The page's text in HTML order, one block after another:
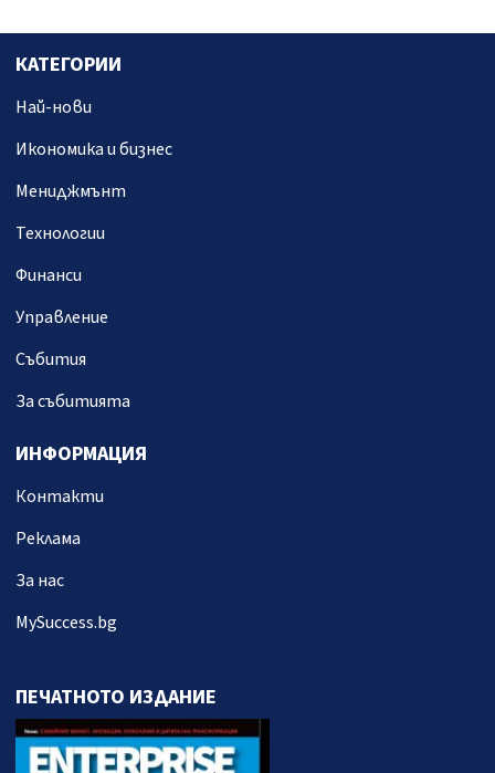
КАТЕГОРИИ
Най-нови
Икономика и бизнес
Мениджмънт
Технологии
Финанси
Управление
Събития
За събитията
ИНФОРМАЦИЯ
Контакти
Реклама
За нас
MySuccess.bg
ПЕЧАТНОТО ИЗДАНИЕ